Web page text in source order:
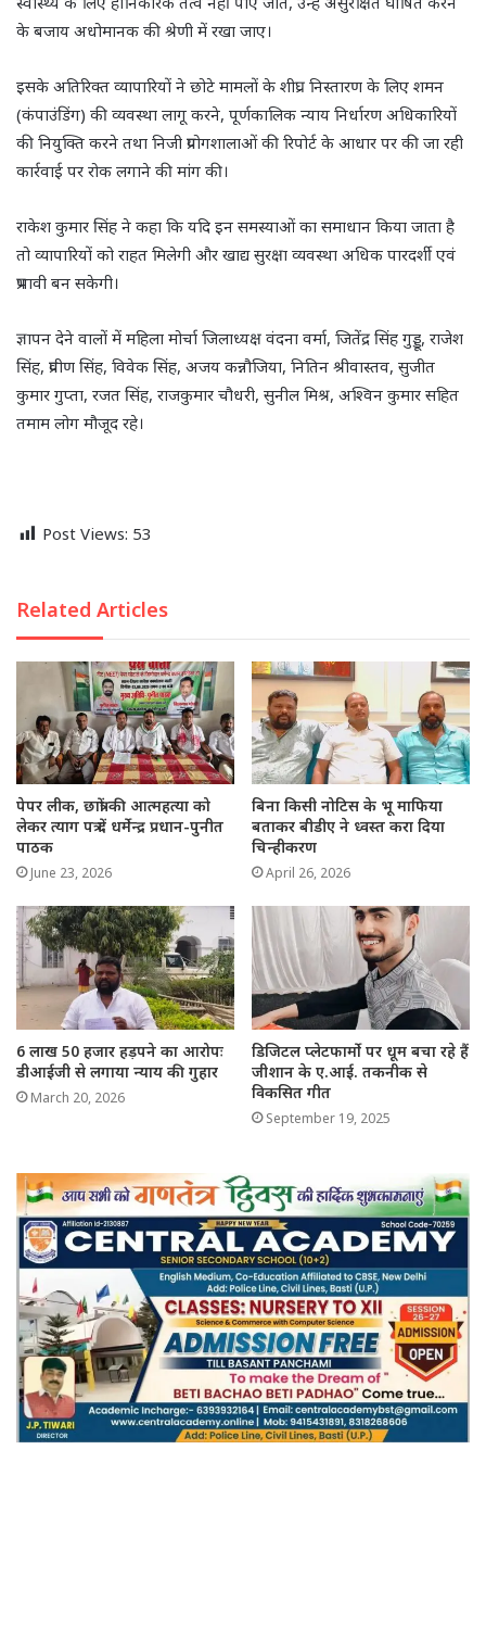
के बजाय अधोमानक की श्रेणी में रखा जाए।
इसके अतिरिक्त व्यापारियों ने छोटे मामलों के शीघ्र निस्तारण के लिए शमन
(कंपाउंडिंग) की व्यवस्था लागू करने, पूर्णकालिक न्याय निर्धारण अधिकारियों
की नियुक्ति करने तथा निजी प्रयोगशालाओं की रिपोर्ट के आधार पर की जा रही
कार्रवाई पर रोक लगाने की मांग की।
राकेश कुमार सिंह ने कहा कि यदि इन समस्याओं का समाधान किया जाता है
तो व्यापारियों को राहत मिलेगी और खाद्य सुरक्षा व्यवस्था अधिक पारदर्शी एवं
प्रभावी बन सकेगी।
ज्ञापन देने वालों में महिला मोर्चा जिलाध्यक्ष वंदना वर्मा, जितेंद्र सिंह गुड्डू, राजेश
सिंह, प्रवीण सिंह, विवेक सिंह, अजय कन्नौजिया, नितिन श्रीवास्तव, सुजीत
कुमार गुप्ता, रजत सिंह, राजकुमार चौधरी, सुनील मिश्र, अश्विन कुमार सहित
तमाम लोग मौजूद रहे।
Post Views: 53
Related Articles
पेपर लीक, छात्रों की आत्महत्या को
लेकर त्याग पत्र दें धर्मेन्द्र प्रधान-पुनीत
पाठक
June 23, 2026
बिना किसी नोटिस के भू माफिया
बताकर बीडीए ने ध्वस्त करा दिया
चिन्हीकरण
April 26, 2026
6 लाख 50 हजार हड़पने का आरोपः
डीआईजी से लगाया न्याय की गुहार
March 20, 2026
डिजिटल प्लेटफार्मो पर धूम बचा रहे हैं
जीशान के ए.आई. तकनीक से
विकसित गीत
September 19, 2025